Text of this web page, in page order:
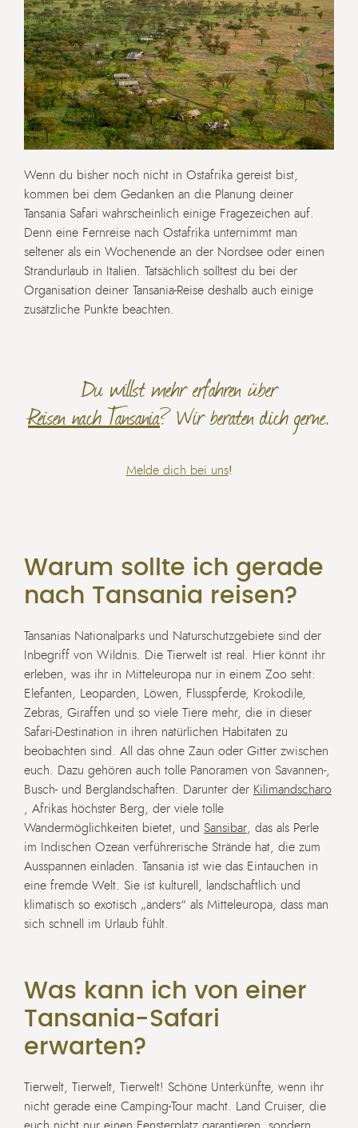
Wenn du bisher noch nicht in Ostafrika gereist bist,
kommen bei dem Gedanken an die Planung deiner
Tansania Safari wahrscheinlich einige Fragezeichen auf.
Denn eine Fernreise nach Ostafrika unternimmt man
seltener als ein Wochenende an der Nordsee oder einen
Strandurlaub in Italien. Tatsächlich solltest du bei der
Organisation deiner Tansania-Reise deshalb auch einige
zusätzliche Punkte beachten.
Du willst mehr erfahren über
Reisen nach Tansania? Wir beraten dich gerne.
Melde dich bei uns!
Warum sollte ich gerade
nach Tansania reisen?
Tansanias Nationalparks und Naturschutzgebiete sind der
Inbegriff von Wildnis. Die Tierwelt ist real. Hier könnt ihr
erleben, was ihr in Mitteleuropa nur in einem Zoo seht:
Elefanten, Leoparden, Löwen, Flusspferde, Krokodile,
Zebras, Giraffen und so viele Tiere mehr, die in dieser
Safari-Destination in ihren natürlichen Habitaten zu
beobachten sind. All das ohne Zaun oder Gitter zwischen
euch. Dazu gehören auch tolle Panoramen von Savannen-,
Busch- und Berglandschaften. Darunter der Kilimandscharo
, Afrikas höchster Berg, der viele tolle
Wandermöglichkeiten bietet, und Sansibar, das als Perle
im Indischen Ozean verführerische Strände hat, die zum
Ausspannen einladen. Tansania ist wie das Eintauchen in
eine fremde Welt. Sie ist kulturell, landschaftlich und
klimatisch so exotisch „anders“ als Mitteleuropa, dass man
sich schnell im Urlaub fühlt.
Was kann ich von einer
Tansania-Safari
erwarten?
Tierwelt, Tierwelt, Tierwelt! Schöne Unterkünfte, wenn ihr
nicht gerade eine Camping-Tour macht. Land Cruiser, die